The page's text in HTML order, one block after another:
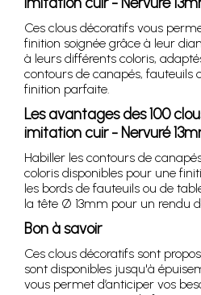
Ces clous décoratifs vous
finition soignée grâce à leur
à leurs différents coloris,
contours de canapés, fauteuils
finition parfaite.
Les avantages des 100
imitation cuir - Nervuré
Habiller les contours de
coloris disponibles pour une
les bords de fauteuils ou de
la tête Ø 13mm pour un rendu
Bon à savoir
Ces clous décoratifs sont
sont disponibles jusqu'à
vous permet d’anticiper vos